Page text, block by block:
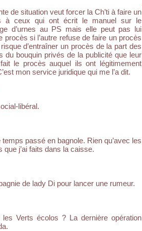
de situation veut forcer la Ch’ti à faire un
à ceux qui ont écrit le manuel sur le
d’urnes au PS mais elle peut pas lui
procès si l’autre refuse de faire un procès
d’entraîner un procès de la part des
du bouquin privés de la publicité que leur
le procès auquel ils ont légitimement
mon service juridique qui me l’a dit.
libéral.
passé en bagnole. Rien qu’avec les
j’ai faits dans la caisse.
de lady Di pour lancer une rumeur.
Verts écolos ? La dernière opération